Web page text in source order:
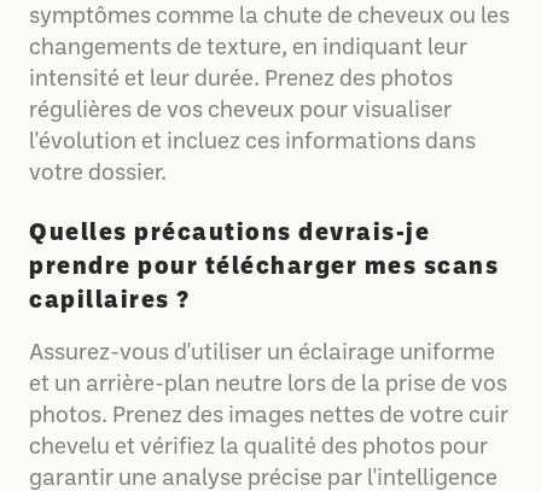
symptômes comme la chute de cheveux ou les
changements de texture, en indiquant leur
intensité et leur durée. Prenez des photos
régulières de vos cheveux pour visualiser
l'évolution et incluez ces informations dans
votre dossier.
Quelles précautions devrais-je
prendre pour télécharger mes scans
capillaires ?
Assurez-vous d'utiliser un éclairage uniforme
et un arrière-plan neutre lors de la prise de vos
photos. Prenez des images nettes de votre cuir
chevelu et vérifiez la qualité des photos pour
garantir une analyse précise par l'intelligence